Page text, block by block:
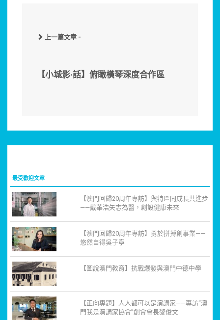
上一篇文章 -
【小城影·話】俯瞰橫琴深度合作區
最受歡迎文章
【澳門回歸20周年專訪】與特區同成長共進步
——戴華浩矢志為醫，創設健康未來
【澳門回歸20周年專訪】勇於拼搏創事業——
悠然自得吳子寧
【圖說澳門教育】抗戰爆發與澳門中德中學
【正向專題】人人都可以是演講家——專訪“澳
門我是演講家協會”創會會長黎俊文